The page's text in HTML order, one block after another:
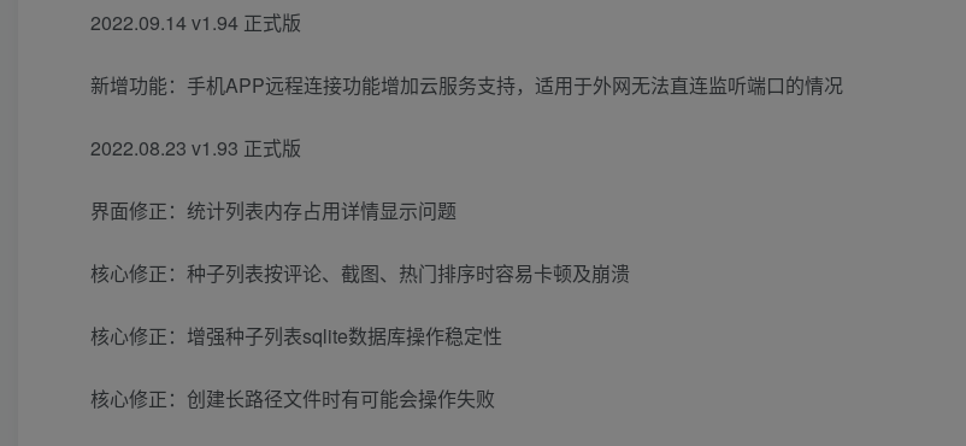
2022.09.14 v1.94 正式版
新增功能：手机APP远程连接功能增加云服务支持，适用于外网无法直连监听端口的情况
2022.08.23 v1.93 正式版
界面修正：统计列表内存占用详情显示问题
核心修正：种子列表按评论、截图、热门排序时容易卡顿及崩溃
核心修正：增强种子列表sqlite数据库操作稳定性
核心修正：创建长路径文件时有可能会操作失败